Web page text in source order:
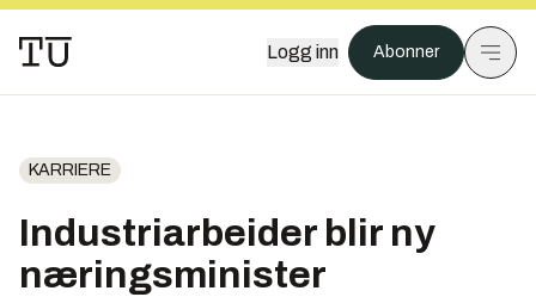
Logg inn Abonner
KARRIERE
Industriarbeider blir ny
næringsminister